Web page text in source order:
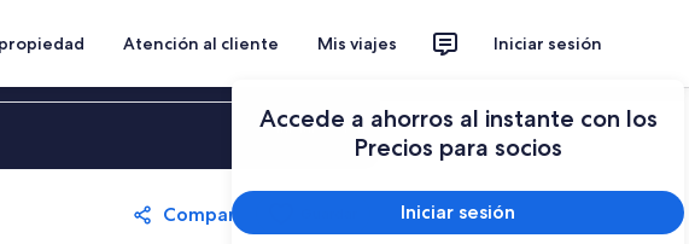
Atención al cliente Mis viajes Iniciar sesión
Accede a ahorros al instante con los
Precios para socios
Iniciar sesión
Iniciar sesión
Compartir